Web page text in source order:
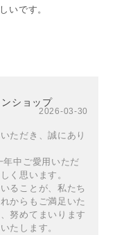
いです。
ショップ
2026-03-30
ただき、誠にあり
年中ご愛用いただ
く思います。
ることが、私たち
からもご満足いた
努めてまいります
たします。